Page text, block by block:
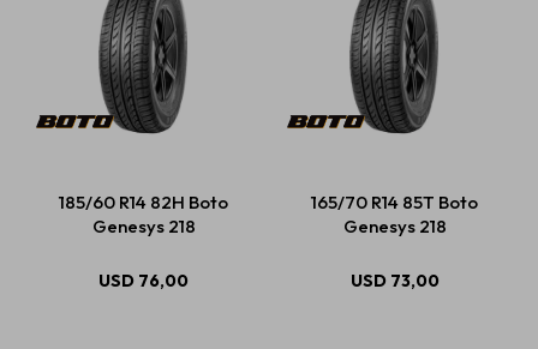
185/60 R14 82H Boto
Genesys 218
USD 76,00
165/70 R14 85T Boto
Genesys 218
USD 73,00